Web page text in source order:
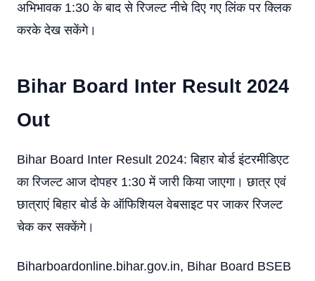
अभिभावक 1:30 के बाद से रिजल्ट नीचे दिए गए लिंक पर क्लिक
करके देख सकेंगे।
Bihar Board Inter Result 2024
Out
Bihar Board Inter Result 2024: बिहार बोर्ड इंटरमीडिएट
का रिजल्ट आज दोपहर 1:30 में जारी किया जाएगा। छात्र एवं
छात्राएं बिहार बोर्ड के ऑफिशियल वेबसाइट पर जाकर रिजल्ट
चेक कर सक्केंगे।
Biharboardonline.bihar.gov.in, Bihar Board BSEB